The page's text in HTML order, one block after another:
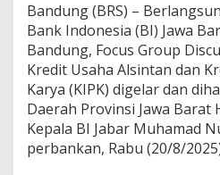
Bandung (BRS) –
Bank Indonesia (BI) Jawa
Bandung, Focus Group
Kredit Usaha Alsintan dan
Karya (KIPK) digelar dan
Daerah Provinsi Jawa Barat
Kepala BI Jabar Muhamad
perbankan, Rabu (20/8/